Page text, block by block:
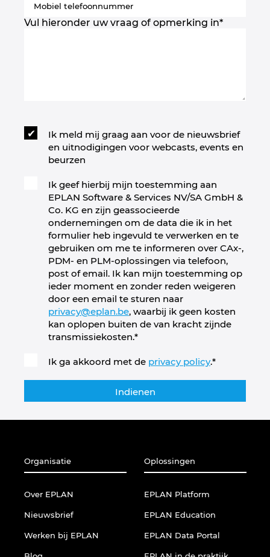
Vul hieronder uw vraag of opmerking in*
Ik meld mij graag aan voor de nieuwsbrief
en uitnodigingen voor webcasts, events en
beurzen
Ik geef hierbij mijn toestemming aan
EPLAN Software & Services NV/SA GmbH &
Co. KG en zijn geassocieerde
ondernemingen om de data die ik in het
formulier heb ingevuld te verwerken en te
gebruiken om me te informeren over CAx-,
PDM- en PLM-oplossingen via telefoon,
post of email. Ik kan mijn toestemming op
ieder moment en zonder reden weigeren
door een email te sturen naar
privacy@eplan.be, waarbij ik geen kosten
kan oplopen buiten de van kracht zijnde
transmissiekosten.*
Ik ga akkoord met de privacy policy.*
Organisatie
Over EPLAN
Nieuwsbrief
Werken bij EPLAN
Oplossingen
EPLAN Platform
EPLAN Education
EPLAN Data Portal
Thailand
United Kingdom
United States